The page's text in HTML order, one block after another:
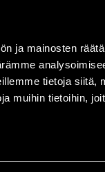
ja mainosten
tietoja siitä,
muihin tietoihin,